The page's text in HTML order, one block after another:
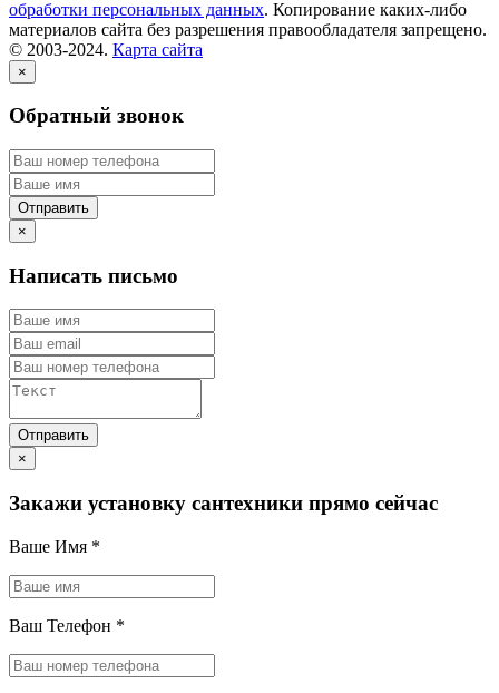
обработки персональных данных. Копирование каких-либо
материалов сайта без разрешения правообладателя запрещено.
© 2003-2024. Карта сайта
×
Обратный звонок
×
Написать письмо
×
Закажи установку сантехники прямо сейчас
Ваше Имя *
Ваш Телефон *